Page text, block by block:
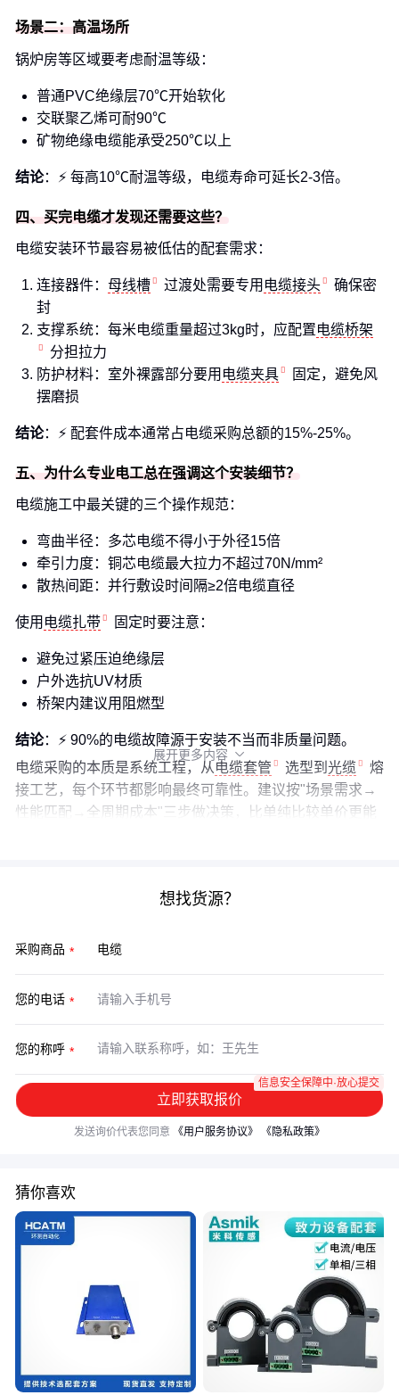
场景二：高温场所
锅炉房等区域要考虑耐温等级：
普通PVC绝缘层70℃开始软化
交联聚乙烯可耐90℃
矿物绝缘电缆能承受250℃以上
结论：⚡️ 每高10℃耐温等级，电缆寿命可延长2-3倍。
四、买完电缆才发现还需要这些？
电缆安装环节最容易被低估的配套需求：
连接器件： 母线槽 过渡处需要专用 电缆接头
确保密
封
支撑系统：每米电缆重量超过3kg时，应配置电缆桥架
分担拉力
防护材料：室外裸露部分要用 电缆夹具
固定，避免风
摆磨损
结论：⚡️ 配套件成本通常占电缆采购总额的15%-25%。
五、为什么专业电工总在强调这个安装细节？
电缆施工中最关键的三个操作规范：
弯曲半径：多芯电缆不得小于外径15倍
牵引力度：铜芯电缆最大拉力不超过70N/mm²
散热间距：并行敷设时间隔≥2倍电缆直径
使用 电缆扎带 固定时要注意：
避免过紧压迫绝缘层
户外选抗UV材质
桥架内建议用阻燃型
结论：⚡️ 90%的电缆故障源于安装不当而非质量问题。
电缆采购的本质是系统工程，从 电缆套管 选型到 光缆
熔
接工艺，每个环节都影响最终可靠性。建议按"场景需求→
性能匹配→全周期成本"三步做决策，比单纯比较单价更能
展开更多内容 
想找货源？
采购商品
您的电话
您的称呼
立即获取报价
信息安全保障中·放心提交
发送询价代表您同意 《用户服务协议》 《隐私政策》
猜你喜欢